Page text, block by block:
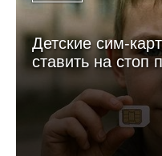
Детские сим-
ставить на стоп